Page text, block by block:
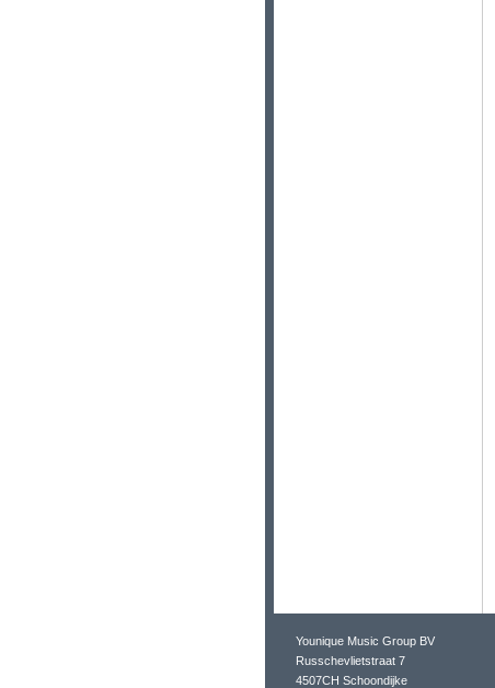
Younique Music Group BV
Russchevlietstraat 7
4507CH Schoondijke